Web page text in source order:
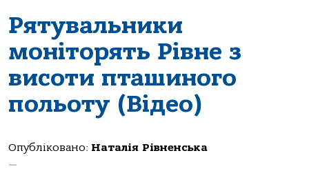
Рятувальники
моніторять Рівне з
висоти пташиного
польоту (Відео)
Опубліковано: Наталія Рівненська
—